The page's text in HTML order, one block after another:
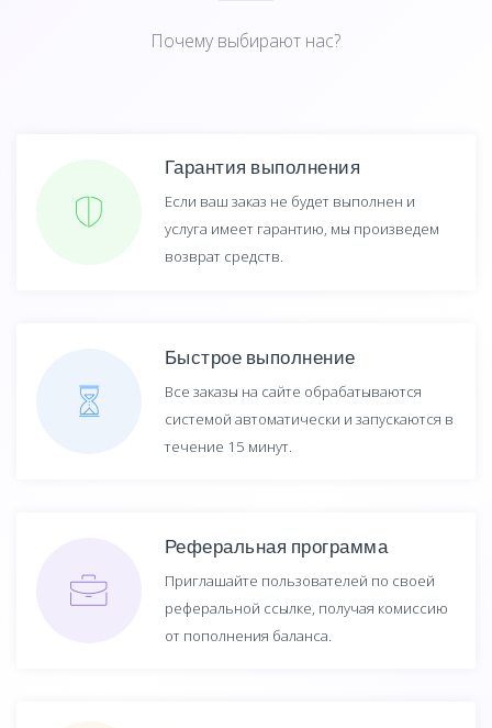
Почему выбирают нас?
Гарантия выполнения
Если ваш заказ не будет выполнен и
услуга имеет гарантию, мы произведем
возврат средств.
Быстрое выполнение
Все заказы на сайте обрабатываются
системой автоматически и запускаются в
течение 15 минут.
Реферальная программа
Приглашайте пользователей по своей
реферальной ссылке, получая комиссию
от пополнения баланса.